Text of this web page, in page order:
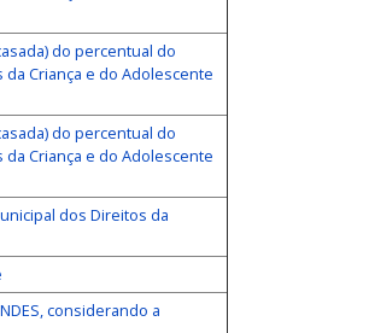
do percentual do
Criança e do Adolescente
do percentual do
Criança e do Adolescente
dos Direitos da
considerando a